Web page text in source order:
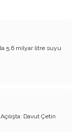
Yapsa
5,6 milyar litre suyu
Davut Çetin